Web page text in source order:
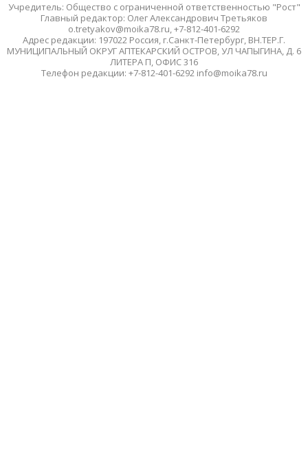
Учредитель: Общество с ограниченной ответственностью "Рост"
Главный редактор: Олег Александрович Третьяков
o.tretyakov@moika78.ru, +7-812-401-6292
Адрес редакции: 197022 Россия, г.Санкт-Петербург, ВН.ТЕР.Г.
МУНИЦИПАЛЬНЫЙ ОКРУГ АПТЕКАРСКИЙ ОСТРОВ, УЛ ЧАПЫГИНА, Д. 6
ЛИТЕРА П, ОФИС 316
Телефон редакции: +7-812-401-6292 info@moika78.ru